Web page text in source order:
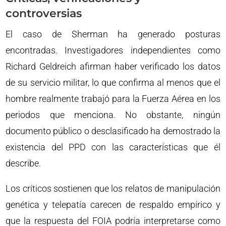
controversias
El caso de Sherman ha generado posturas
encontradas. Investigadores independientes como
Richard Geldreich afirman haber verificado los datos
de su servicio militar, lo que confirma al menos que el
hombre realmente trabajó para la Fuerza Aérea en los
periodos que menciona. No obstante, ningún
documento público o desclasificado ha demostrado la
existencia del PPD con las características que él
describe.
Los críticos sostienen que los relatos de manipulación
genética y telepatía carecen de respaldo empírico y
que la respuesta del FOIA podría interpretarse como